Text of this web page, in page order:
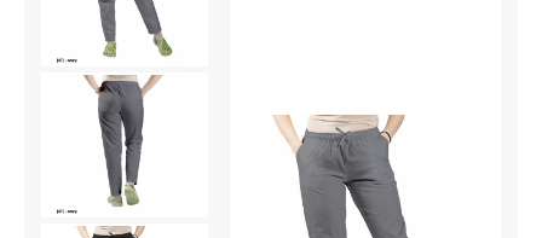
NADRUKI/HAFTY
INNE BHP
OKAZJE/PROMOCJE